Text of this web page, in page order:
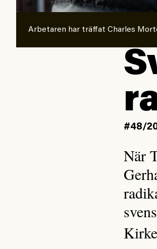
Arbetaren har träffat Charles
#48/
När